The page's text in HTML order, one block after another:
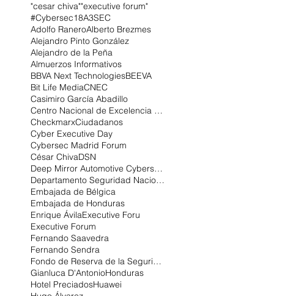
"cesar chiva""executive forum"
#Cybersec18A3SEC
Adolfo RaneroAlberto Brezmes
Alejandro Pinto González
Alejandro de la Peña
Almuerzos Informativos
BBVA Next TechnologiesBEEVA
Bit Life MediaCNEC
Casimiro García Abadillo
Centro Nacional de Excelencia en Ciberseguridad
CheckmarxCiudadanos
Cyber Executive Day
Cybersec Madrid Forum
César ChivaDSN
Deep Mirror Automotive Cybersecurity
Departamento Seguridad Nacional
Embajada de Bélgica
Embajada de Honduras
Enrique ÁvilaExecutive Foru
Executive Forum
Fernando Saavedra
Fernando Sendra
Fondo de Reserva de la Seguridad Social:
Gianluca D'AntonioHonduras
Hotel PreciadosHuawei